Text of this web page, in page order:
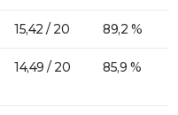
15,42 / 20 89,2 %
14,49 / 20 85,9 %